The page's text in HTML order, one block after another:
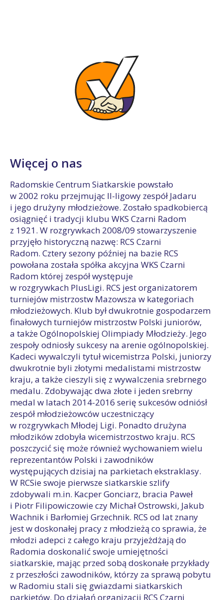
Więcej o nas
Radomskie Centrum Siatkarskie powstało
w 2002 roku przejmując II-ligowy zespół Jadaru
i jego drużyny młodzieżowe. Zostało spadkobiercą
osiągnięć i tradycji klubu WKS Czarni Radom
z 1921. W rozgrywkach 2008/09 stowarzyszenie
przyjęło historyczną nazwę: RCS Czarni
Radom. Cztery sezony później na bazie RCS
powołana została spółka akcyjna WKS Czarni
Radom której zespół występuje
w rozgrywkach PlusLigi. RCS jest organizatorem
turniejów mistrzostw Mazowsza w kategoriach
młodzieżowych. Klub był dwukrotnie gospodarzem
finałowych turniejów mistrzostw Polski juniorów,
a także Ogólnopolskiej Olimpiady Młodzieży. Jego
zespoły odniosły sukcesy na arenie ogólnopolskiej.
Kadeci wywalczyli tytuł wicemistrza Polski, juniorzy
dwukrotnie byli złotymi medalistami mistrzostw
kraju, a także cieszyli się z wywalczenia srebrnego
medalu. Zdobywając dwa złote i jeden srebrny
medal w latach 2014-2016 serię sukcesów odniósł
zespół młodzieżowców uczestniczący
w rozgrywkach Młodej Ligi. Ponadto drużyna
młodzików zdobyła wicemistrzostwo kraju. RCS
poszczycić się może również wychowaniem wielu
reprezentantów Polski i zawodników
występujących dzisiaj na parkietach ekstraklasy.
W RCSie swoje pierwsze siatkarskie szlify
zdobywali m.in. Kacper Gonciarz, bracia Paweł
i Piotr Filipowiczowie czy Michał Ostrowski, Jakub
Wachnik i Barłomiej Grzechnik. RCS od lat znany
jest w doskonałej pracy z młodzieżą co sprawia, że
młodzi adepci z całego kraju przyjeżdżają do
Radomia doskonalić swoje umiejętności
siatkarskie, mając przed sobą doskonałe przykłady
z przeszłości zawodników, którzy za sprawą pobytu
w Radomiu stali się gwiazdami siatkarskich
parkietów. Do działań organizacji RCS Czarni